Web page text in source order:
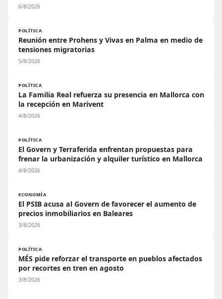
6/8/2026
POLÍTICA
Reunión entre Prohens y Vivas en Palma en medio de
tensiones migratorias
5/8/2026
POLÍTICA
La Familia Real refuerza su presencia en Mallorca con
la recepción en Marivent
4/8/2026
POLÍTICA
El Govern y Terraferida enfrentan propuestas para
frenar la urbanización y alquiler turístico en Mallorca
4/8/2026
ECONOMÍA
El PSIB acusa al Govern de favorecer el aumento de
precios inmobiliarios en Baleares
3/8/2026
POLÍTICA
MÉS pide reforzar el transporte en pueblos afectados
por recortes en tren en agosto
3/8/2026